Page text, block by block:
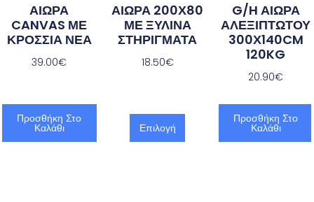
ΑΙΩΡΑ
CANVAS ΜΕ
ΚΡΟΣΣΙΑ ΝΕΑ
39.00€
Προσθήκη Στο
Καλάθι
ΑΙΩΡΑ 200Χ80
ΜΕ ΞΥΛΙΝΑ
ΣΤΗΡΙΓΜΑΤΑ
18.50€
Επιλογή
G/H ΑΙΩΡΑ
ΑΛΕΞΙΠΤΩΤΟΥ
300Χ140CM
120KG
20.90€
Προσθήκη Στο
Καλάθι